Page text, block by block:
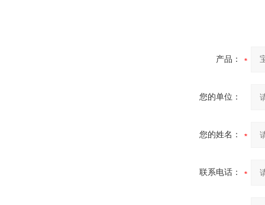
产品：
您的单位：
您的姓名：
联系电话：